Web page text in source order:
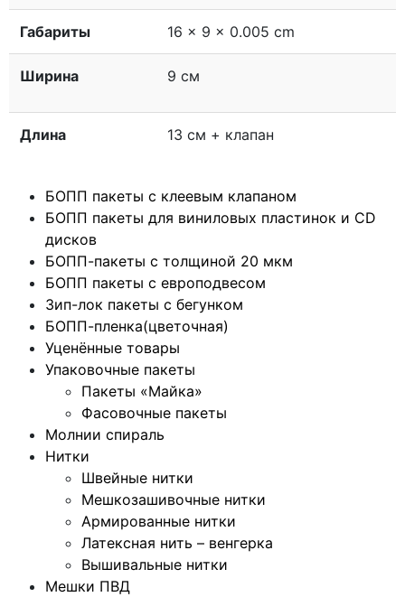
Габариты 16 × 9 × 0.005 cm
Ширина 9 см
Длина 13 см + клапан
БОПП пакеты с клеевым клапаном
БОПП пакеты для виниловых пластинок и CD
дисков
БОПП-пакеты с толщиной 20 мкм
БОПП пакеты с европодвесом
Зип-лок пакеты с бегунком
БОПП-пленка(цветочная)
Уценённые товары
Упаковочные пакеты
Пакеты «Майка»
Фасовочные пакеты
Молнии спираль
Нитки
Швейные нитки
Мешкозашивочные нитки
Армированные нитки
Латексная нить – венгерка
Вышивальные нитки
Мешки ПВД